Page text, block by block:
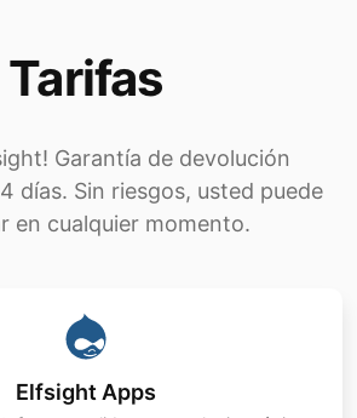
Tarifas
Garantía de devolución
días. Sin riesgos, usted puede
en cualquier momento.
Elfsight Apps